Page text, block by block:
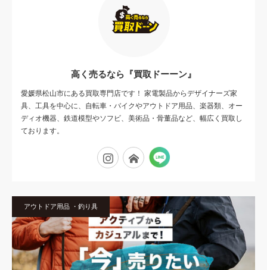
高く売るなら『買取ドーーン』
愛媛県松山市にある買取専門店です！ 家電製品からデザイナーズ家
具、工具を中心に、自転車・バイクやアウトドア用品、楽器類、オー
ディオ機器、鉄道模型やソフビ、美術品・骨董品など、幅広く買取し
ております。
InstagramFlickr Tumblr
アウトドア用品 ・釣り具